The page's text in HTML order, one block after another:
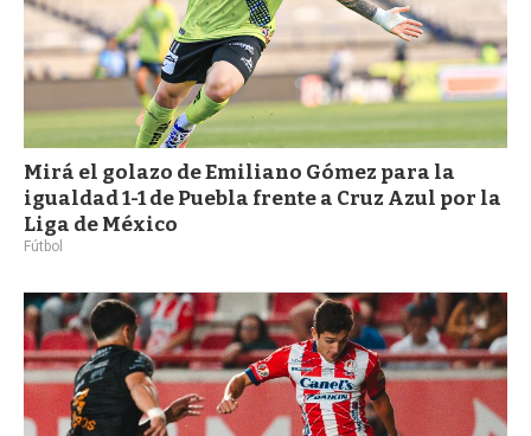
Mirá el golazo de Emiliano Gómez para la
igualdad 1-1 de Puebla frente a Cruz Azul por la
Liga de México
Fútbol